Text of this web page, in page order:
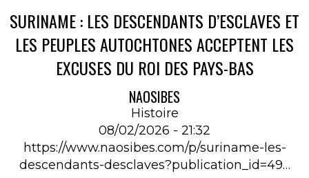
SURINAME : LES DESCENDANTS D’ESCLAVES ET
LES PEUPLES AUTOCHTONES ACCEPTENT LES
EXCUSES DU ROI DES PAYS-BAS
NAOSIBES
Histoire
08/02/2026 - 21:32
https://www.naosibes.com/p/suriname-les-
descendants-desclaves?publication_id=49…